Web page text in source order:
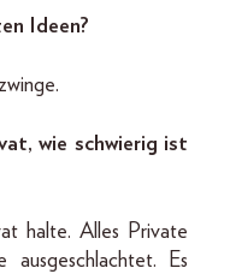
Ideen?
wie schwierig ist
halte. Alles Private
Es